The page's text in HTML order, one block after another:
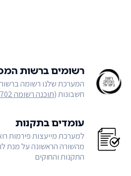
רשומים ברשות
המערכת שלנו רשומה
חשבונות (תוכנה רשומה 00215702 על פי חוק
עומדים בתקנות
למערכת מייעצות פירמות
מהשורה הראשונה על מנת
התקנות והחוקים